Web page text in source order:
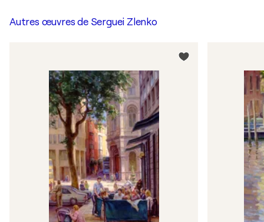
Autres œuvres de Serguei Zlenko